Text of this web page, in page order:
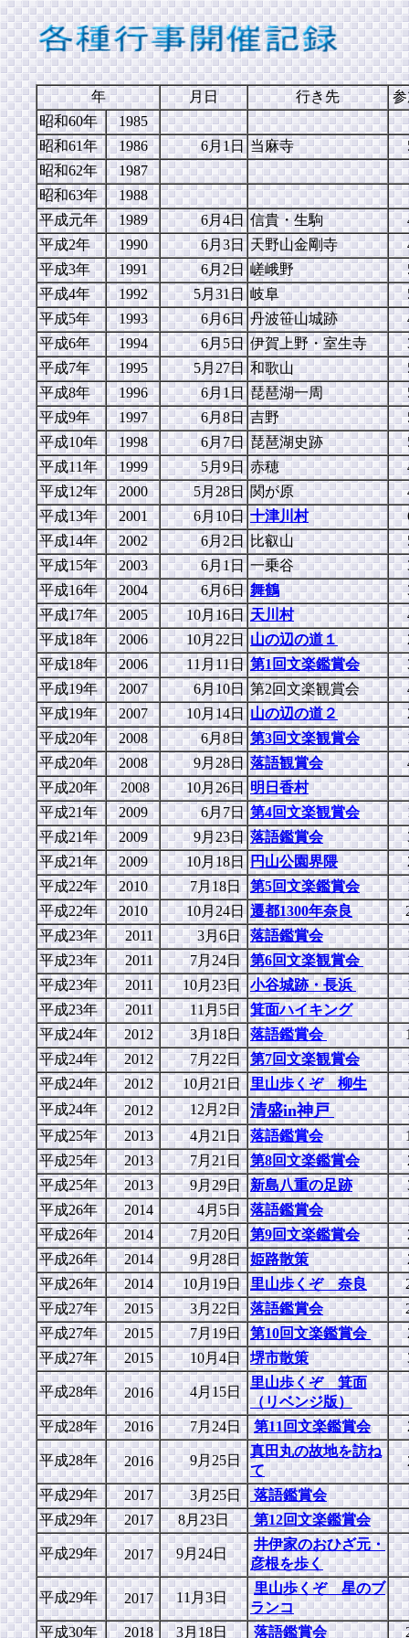
年 月日 行き先
昭和60年
1985
昭和61年
1986 6月1日 当麻寺
昭和62年
1987
昭和63年
1988
平成元年
1989 6月4日 信貴・生駒
平成2年
1990 6月3日 天野山金剛寺
平成3年
1991 6月2日 嵯峨野
平成4年
1992 5月31日 岐阜
平成5年
1993 6月6日 丹波笹山城跡
平成6年
1994 6月5日 伊賀上野・室生寺
平成7年
1995 5月27日 和歌山
平成8年
1996 6月1日 琵琶湖一周
平成9年
1997 6月8日 吉野
平成10年
1998 6月7日 琵琶湖史跡
平成11年
1999 5月9日 赤穂
平成12年
2000 5月28日 関が原
平成13年
2001 6月10日 十津川村
平成14年
2002 6月2日 比叡山
平成15年
2003 6月1日 一乗谷
平成16年
2004 6月6日 舞鶴
平成17年
2005 10月16日 天川村
平成18年
2006 10月22日 山の辺の道１
平成18年
2006 11月11日 第1回文楽鑑賞会
平成19年
2007 6月10日 第2回文楽観賞会
平成19年
2007 10月14日 山の辺の道２
平成20年
2008 6月8日 第3回文楽観賞会
平成20年
2008 9月28日 落語観賞会
平成20年
2008 10月26日 明日香村
平成21年
2009 6月7日 第4回文楽観賞会
平成21年
2009 9月23日 落語鑑賞会
平成21年
2009 10月18日 円山公園界隈
平成22年
2010 7月18日 第5回文楽鑑賞会
平成22年
2010 10月24日 遷都1300年奈良
平成23年
2011 3月6日 落語鑑賞会
平成23年
2011 7月24日 第6回文楽観賞会
平成23年
2011 10月23日 小谷城跡・長浜
平成23年
2011 11月5日 箕面ハイキング
平成24年
2012 3月18日 落語鑑賞会
平成24年
2012 7月22日 第7回文楽観賞会
平成24年
2012 10月21日 里山歩くぞ 柳生
平成24年
2012 12月2日 清盛in神戸
平成25年
2013 4月21日 落語鑑賞会
平成25年
2013 7月21日 第8回文楽鑑賞会
平成25年
2013 9月29日 新島八重の足跡
平成26年
2014 4月5日 落語鑑賞会
平成26年
2014 7月20日 第9回文楽鑑賞会
平成26年
2014 9月28日 姫路散策
平成26年
2014 10月19日 里山歩くぞ 奈良
平成27年
2015 3月22日 落語鑑賞会
平成27年
2015 7月19日 第10回文楽鑑賞会
平成27年
2015 10月4日 堺市散策
平成28年 2016 4月15日
里山歩くぞ 箕面
（リベンジ版）
平成28年 2016 7月24日 第11回文楽鑑賞会
平成28年 2016 9月25日
真田丸の故地を訪ね
て
平成29年 2017 3月25日 落語鑑賞会
平成29年
2017 8月23日 第12回文楽鑑賞会
平成29年 2017 9月24日
井伊家のおひざ元・
彦根を歩く
平成29年 2017 11月3日
里山歩くぞ 星のブ
ランコ
平成30年 2018 3月18日 落語鑑賞会